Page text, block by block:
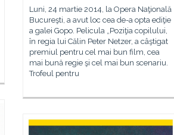
Luni, 24 martie 2014, la Opera Naţională
Bucureşti, a avut loc cea de-a opta ediţie
a galei Gopo. Pelicula „Poziţia copilului,
în regia lui Călin Peter Netzer, a câştigat
premiul pentru cel mai bun film, cea
mai bună regie şi cel mai bun scenariu.
Trofeul pentru